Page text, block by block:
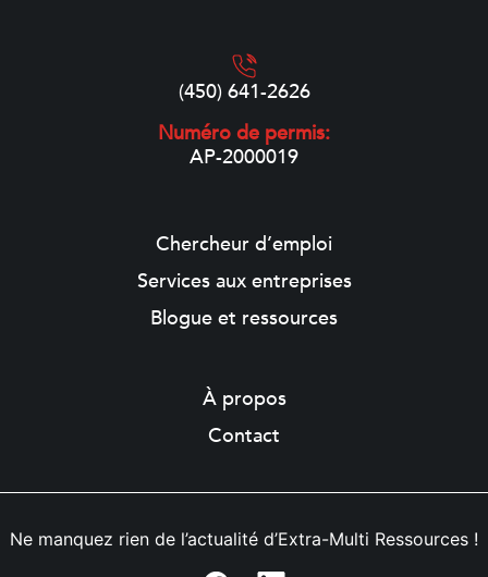
(450) 641-2626
Numéro de permis:
AP-2000019
Chercheur d’emploi
Services aux entreprises
Blogue et ressources
À propos
Contact
Ne manquez rien de l’actualité d’Extra-Multi Ressources !